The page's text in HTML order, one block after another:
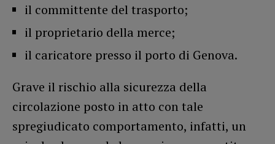
il committente del trasporto;
il proprietario della merce;
il caricatore presso il porto di Genova.
Grave il rischio alla sicurezza della
circolazione posto in atto con tale
spregiudicato comportamento, infatti, un